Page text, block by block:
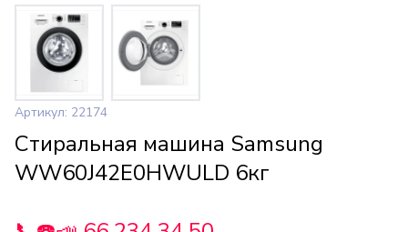
Артикул: 22174
Стиральная машина Samsung
WW60J42E0HWULD 6кг